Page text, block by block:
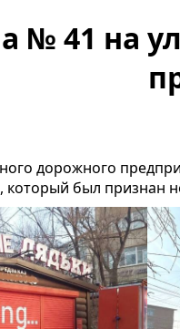
№ 41 на
дорожного
который был признан